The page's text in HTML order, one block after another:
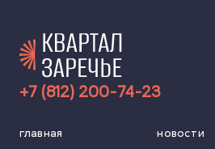
+7 (812) 200-74-23
главная новости